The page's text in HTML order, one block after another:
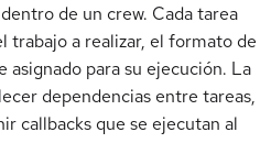
de un crew. Cada tarea
trabajo a realizar, el formato de
asignado para su ejecución. La
dependencias entre tareas,
callbacks que se ejecutan al